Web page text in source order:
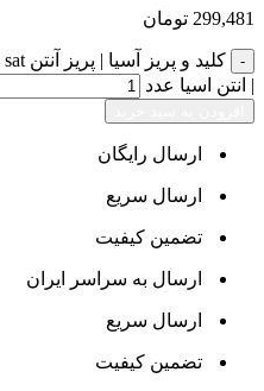
299,481 تومان
| انتن اسیا عدد
ارسال رایگان
ارسال سریع
تضمین کیفیت
ارسال به سراسر ایران
ارسال سریع
تضمین کیفیت